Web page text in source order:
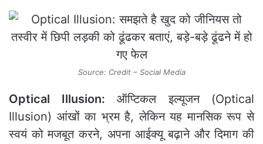
Source: Credit – Social Media
Optical Illusion: ऑप्टिकल इल्यूजन (Optical
Illusion) आंखों का भ्रम है, लेकिन यह मानसिक रूप से
स्वयं को मजबूत करने, अपना आईक्यू बढ़ाने और दिमाग की